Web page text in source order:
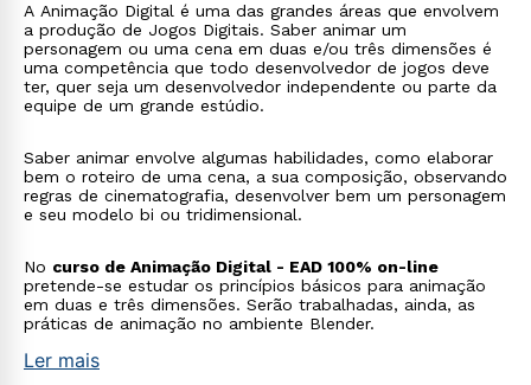
A Animação Digital é uma das grandes áreas que envolvem
a produção de Jogos Digitais. Saber animar um
personagem ou uma cena em duas e/ou três dimensões é
uma competência que todo desenvolvedor de jogos deve
ter, quer seja um desenvolvedor independente ou parte da
equipe de um grande estúdio.
Saber animar envolve algumas habilidades, como elaborar
bem o roteiro de uma cena, a sua composição, observando
regras de cinematografia, desenvolver bem um personagem
e seu modelo bi ou tridimensional.
No curso de Animação Digital - EAD 100% on-line
pretende-se estudar os princípios básicos para animação
em duas e três dimensões. Serão trabalhadas, ainda, as
práticas de animação no ambiente Blender.
Ler mais